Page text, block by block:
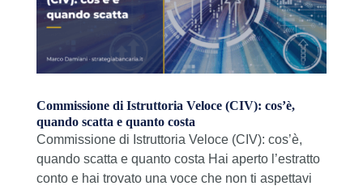
Commissione di Istruttoria Veloce (CIV): cos’è,
quando scatta e quanto costa
Commissione di Istruttoria Veloce (CIV): cos’è,
quando scatta e quanto costa Hai aperto l’estratto
conto e hai trovato una voce che non ti aspettavi